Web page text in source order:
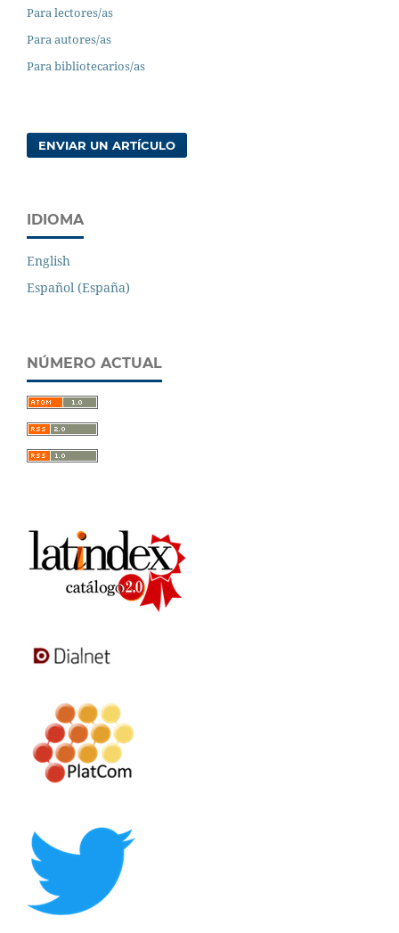
Para lectores/as
Para autores/as
Para bibliotecarios/as
ENVIAR UN ARTÍCULO
IDIOMA
English
Español (España)
NÚMERO ACTUAL